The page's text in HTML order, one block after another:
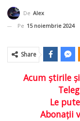
De Alex
Pe 15 noiembrie 2024
Share
Acum ştirile
Le
Abonaţii